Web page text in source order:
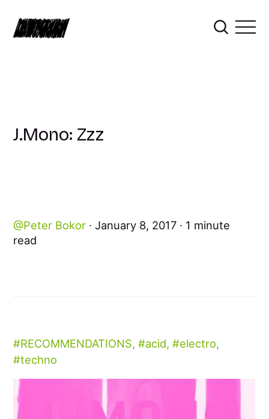
Peter Bokor January 8, 2017
1 minute
read
J.Mono: Zzz
RECOMMENDATIONS, acid, electro,
techno